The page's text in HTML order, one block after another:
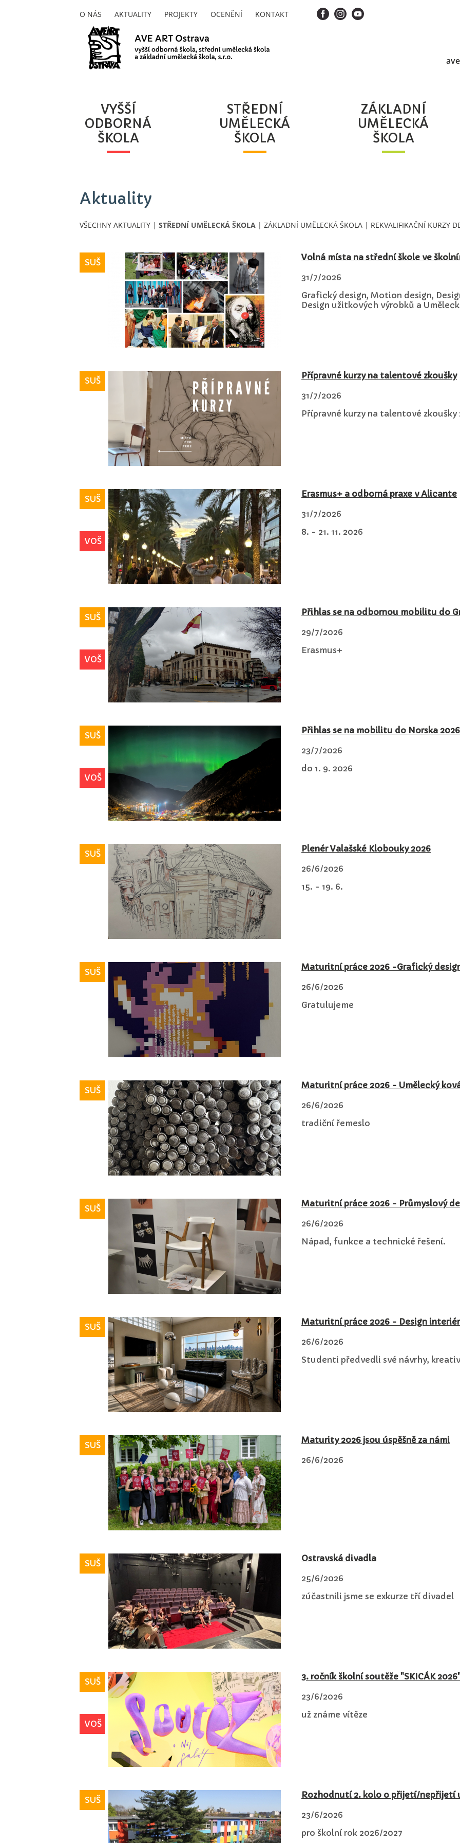
O NÁS AKTUALITY PROJEKTY OCENĚNÍ KONTAKT
VYŠŠÍ
ODBORNÁ
ŠKOLA
STŘEDNÍ
UMĚLECKÁ
ŠKOLA
ZÁKLADNÍ
UMĚLECKÁ
ŠKOLA
Aktuality
VŠECHNY AKTUALITY | STŘEDNÍ UMĚLECKÁ ŠKOLA | ZÁKLADNÍ UMĚLECKÁ ŠKOLA | REKVALIFIKAČNÍ KURZY
Volná místa na střední škole ve
31/7/2026
Grafický design, Motion design,
Design užitkových výrobků a
SUŠ
Přípravné kurzy na talentové zkoušky
31/7/2026
Přípravné kurzy na talentové zkoušky
SUŠ
Erasmus+ a odborná praxe v Alicante
31/7/2026
8. - 21. 11. 2026
SUŠ
VOŠ
Přihlas se na odbornou mobilitu do
29/7/2026
Erasmus+
SUŠ
VOŠ
Přihlas se na mobilitu do Norska 2026
23/7/2026
do 1. 9. 2026
SUŠ
VOŠ
Plenér Valašské Klobouky 2026
26/6/2026
15. - 19. 6.
SUŠ
Maturitní práce 2026 -Grafický
26/6/2026
Gratulujeme
SUŠ
Maturitní práce 2026 - Umělecký
26/6/2026
tradiční řemeslo
SUŠ
Maturitní práce 2026 - Průmyslový
26/6/2026
Nápad, funkce a technické řešení.
SUŠ
Maturitní práce 2026 - Design
26/6/2026
Studenti předvedli své návrhy,
SUŠ
Maturity 2026 jsou úspěšně za námi
26/6/2026
SUŠ
Ostravská divadla
25/6/2026
zúčastnili jsme se exkurze tří divadel
SUŠ
3. ročník školní soutěže "SKICÁK
23/6/2026
už známe vítěze
SUŠ
VOŠ
Rozhodnutí 2. kolo o přijetí/nepřijetí
23/6/2026
pro školní rok 2026/2027
SUŠ